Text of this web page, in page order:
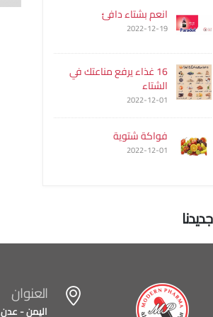
انعم بشتاء دافئ
2022-12-19
16 غذاء يرفع مناعتك في
الشتاء
2022-12-01
فواكة شتوية
2022-12-01
جديدنا
العنوان
اليمن - عدن